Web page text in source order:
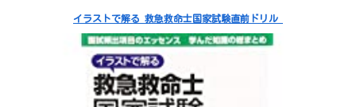
イラストで解る 救急救命士国家試験直前ドリル